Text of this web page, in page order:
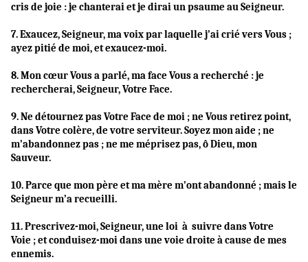
cris de joie : je chanterai et je dirai un psaume au Seigneur.
7. Exaucez, Seigneur, ma voix par laquelle j’ai crié vers Vous ;
ayez pitié de moi, et exaucez-moi.
8. Mon cœur Vous a parlé, ma face Vous a recherché : je
rechercherai, Seigneur, Votre Face.
9. Ne détournez pas Votre Face de moi ; ne Vous retirez point,
dans Votre colère, de votre serviteur. Soyez mon aide ; ne
m’abandonnez pas ; ne me méprisez pas, ô Dieu, mon
Sauveur.
10. Parce que mon père et ma mère m’ont abandonné ; mais le
Seigneur m’a recueilli.
11. Prescrivez-moi, Seigneur, une loi à suivre dans Votre
Voie ; et conduisez-moi dans une voie droite à cause de mes
ennemis.